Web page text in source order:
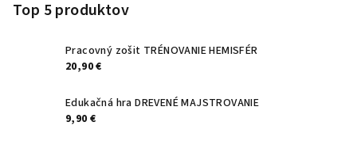
Top 5 produktov
Pracovný zošit TRÉNOVANIE HEMISFÉR
20,90 €
Edukačná hra DREVENÉ MAJSTROVANIE
9,90 €